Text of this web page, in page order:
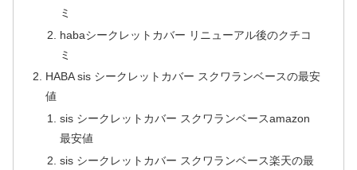
ミ
habaシークレットカバー リニューアル後のクチコ
ミ
HABA sis シークレットカバー スクワランベースの最安
値
sis シークレットカバー スクワランベースamazon
最安値
sis シークレットカバー スクワランベース楽天の最